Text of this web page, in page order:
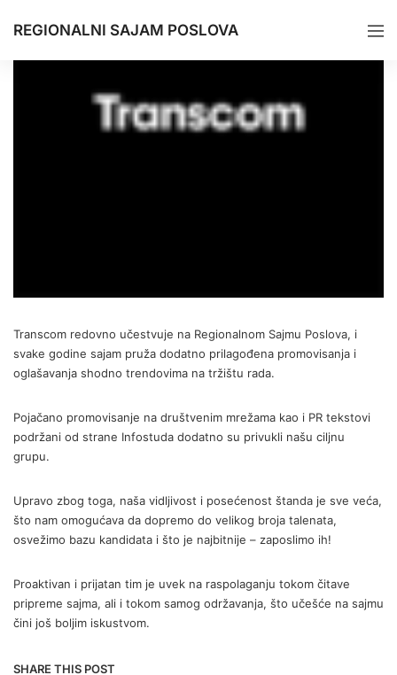
REGIONALNI SAJAM POSLOVA
Transcom redovno učestvuje na Regionalnom Sajmu Poslova, i
svake godine sajam pruža dodatno prilagođena promovisanja i
oglašavanja shodno trendovima na tržištu rada.
Pojačano promovisanje na društvenim mrežama kao i PR tekstovi
podržani od strane Infostuda dodatno su privukli našu ciljnu
grupu.
Upravo zbog toga, naša vidljivost i posećenost štanda je sve veća,
što nam omogućava da dopremo do velikog broja talenata,
osvežimo bazu kandidata i što je najbitnije – zaposlimo ih!
Proaktivan i prijatan tim je uvek na raspolaganju tokom čitave
pripreme sajma, ali i tokom samog održavanja, što učešće na sajmu
čini još boljim iskustvom.
SHARE THIS POST